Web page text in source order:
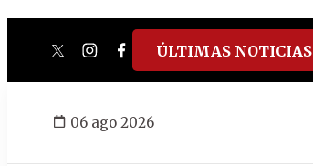
twitterinstagram
facebook
tiktokyoutube
spotify
ÚLTIMAS NOTICIAS
06 ago 2026